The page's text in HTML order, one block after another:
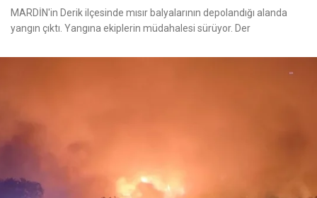
MARDİN'in Derik ilçesinde mısır balyalarının depolandığı alanda
yangın çıktı. Yangına ekiplerin müdahalesi sürüyor. Der